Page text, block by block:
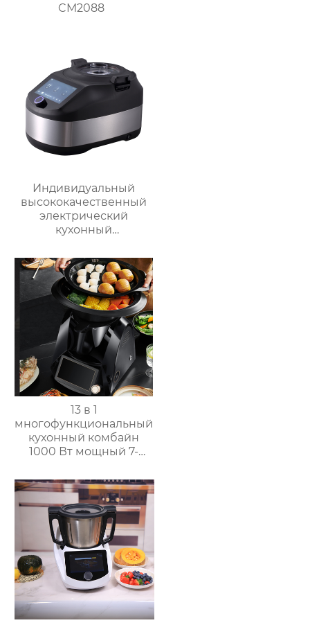
CM2088
Индивидуальный
высококачественный
электрический
кухонный
робот для
приготовления пищи,
кухонный комбайн,
блендер, тепловизор
13 в 1
многофункциональный
кухонный комбайн
1000 Вт мощный 7-
кухонный комбайн
многофункциональный
кухонный комбайн